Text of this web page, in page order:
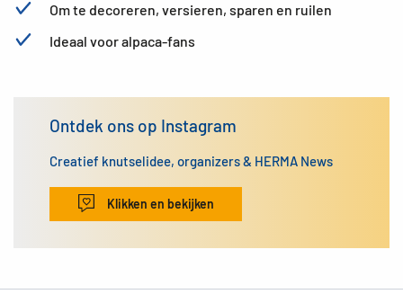
Om te decoreren, versieren, sparen en ruilen
Ideaal voor alpaca-fans
Ontdek ons op Instagram
Creatief knutselidee, organizers & HERMA News
Klikken en bekijken